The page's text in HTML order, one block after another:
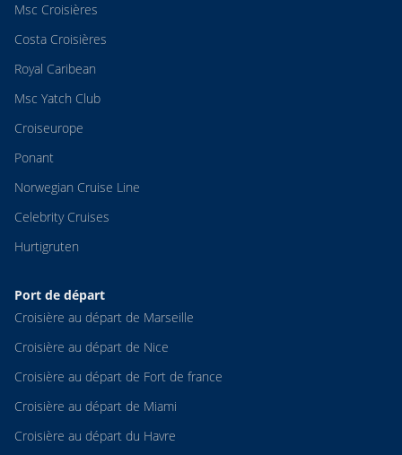
Msc Croisières
Costa Croisières
Royal Caribean
Msc Yatch Club
Croiseurope
Ponant
Norwegian Cruise Line
Celebrity Cruises
Hurtigruten
Port de départ
Croisière au départ de Marseille
Croisière au départ de Nice
Croisière au départ de Fort de france
Croisière au départ de Miami
Croisière au départ du Havre